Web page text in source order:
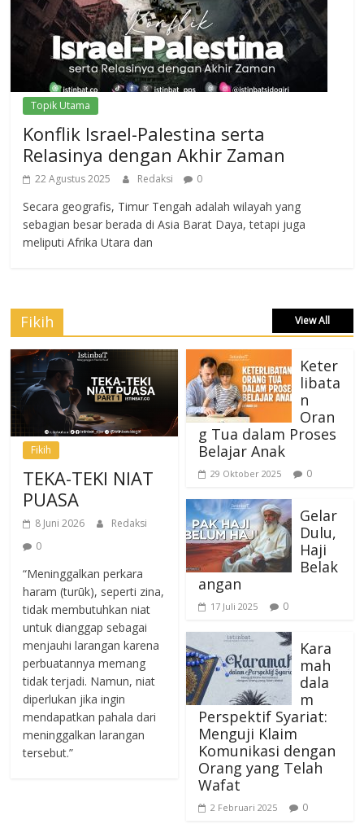
Topik Utama
Konflik Israel-Palestina serta
Relasinya dengan Akhir Zaman
22 Agustus 2025 Redaksi 0
Secara geografis, Timur Tengah adalah wilayah yang
sebagian besar berada di Asia Barat Daya, tetapi juga
meliputi Afrika Utara dan
Fikih View All
Fikih
TEKA-TEKI NIAT
PUASA
8 Juni 2026
Redaksi
0
“Meninggalkan perkara
haram (turūk), seperti zina,
tidak membutuhkan niat
untuk dianggap sebagai
menjauhi larangan karena
perbuatannya memang
tidak terjadi. Namun, niat
diperlukan jika ingin
mendapatkan pahala dari
meninggalkan larangan
tersebut.”
Keter
libata
n
Oran
g Tua dalam Proses
Belajar Anak
29 Oktober 2025 0
Gelar
Dulu,
Haji
Belak
angan
17 Juli 2025 0
Kara
mah
dala
m
Perspektif Syariat:
Menguji Klaim
Komunikasi dengan
Orang yang Telah
Wafat
2 Februari 2025 0